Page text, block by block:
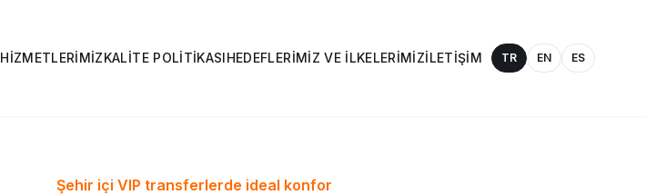
HIZMETLERIMIZKALITE POLITIKASIHEDEFLERIMIZ VE İLKELERIMIZİLETIŞIM TR EN ES
Şehir içi VIP transferlerde ideal konfor